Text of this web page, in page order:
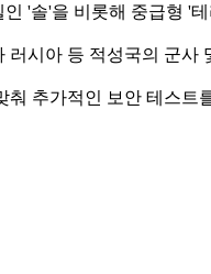
'솔'을 비롯해 중급형 '
시아 등 적성국의 군
추가적인 보안 테스